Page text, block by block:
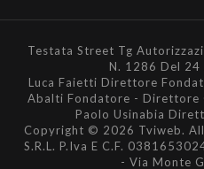
Testata Street Tg
N. 1286 Del
Luca Faietti Direttore
Abalti Fondatore - Direttore
Paolo Usinabia
Copyright © 2026 Tviweb.
S.R.L. P.Iva E C.F.
- Via Monte